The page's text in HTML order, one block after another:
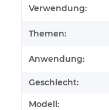
Produkteigenschaft
Wert
Verwendung:
Themen:
Anwendung:
Geschlecht:
Modell: